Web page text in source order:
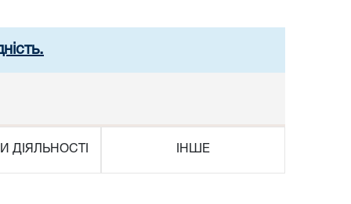
ДІЯЛЬНОСТІ ІНШЕ